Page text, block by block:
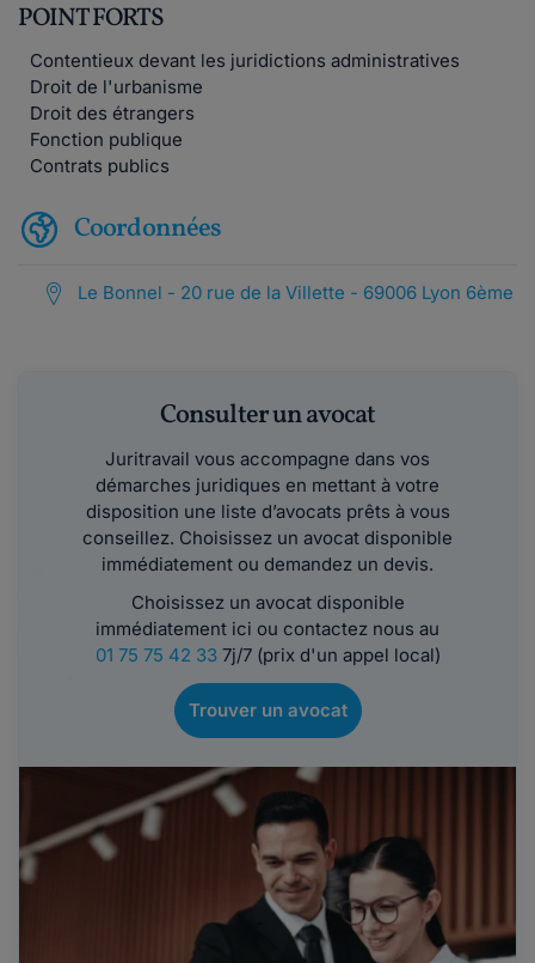
POINT FORTS
Contentieux devant les juridictions administratives
Droit de l'urbanisme
Droit des étrangers
Fonction publique
Contrats publics
Coordonnées
Le Bonnel - 20 rue de la Villette - 69006 Lyon 6ème
Consulter un avocat
Juritravail vous accompagne dans vos
démarches juridiques en mettant à votre
disposition une liste d’avocats prêts à vous
conseillez. Choisissez un avocat disponible
immédiatement ou demandez un devis.
Choisissez un avocat disponible
immédiatement ici ou contactez nous au
01 75 75 42 337j/7 (prix d'un appel local)
Trouver un avocat